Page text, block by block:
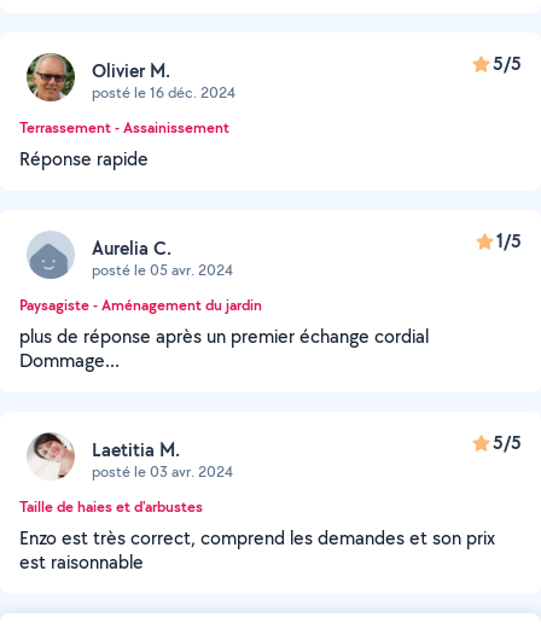
Olivier M.
posté le 16 déc. 2024
5/5
Terrassement - Assainissement
Réponse rapide
Aurelia C.
posté le 05 avr. 2024
1/5
Paysagiste - Aménagement du jardin
plus de réponse après un premier échange cordial
Dommage...
Laetitia M.
posté le 03 avr. 2024
5/5
Taille de haies et d'arbustes
Enzo est très correct, comprend les demandes et son prix
est raisonnable